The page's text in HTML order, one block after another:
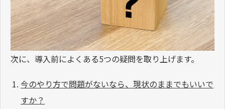
次に、導入前によくある5つの疑問を取り上げます。
今のやり方で問題がないなら、現状のままでもいいで
すか？